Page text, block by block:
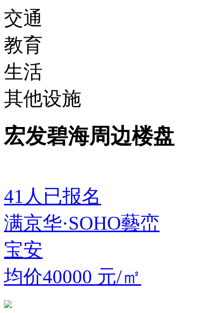
交通
教育
生活
其他设施
宏发碧海周边楼盘
41 人已报名
满京华·SOHO藝峦
宝安
均价40000 元/㎡